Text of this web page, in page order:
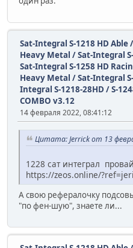
Sat-Integral S-1218 HD Able
Heavy Metal / Sat-Integral
Sat-Integral S-1258 HD
Heavy Metal / Sat-Integral
Integral S-1218-28HD / S-
COMBO v3.12
14 февраля 2022, 08:41:12
Цитата: Jerrick от 13
1228 сат интеграл
https://zeos.online/
А свою рефералочку
"по фен-шую", знаете ли...